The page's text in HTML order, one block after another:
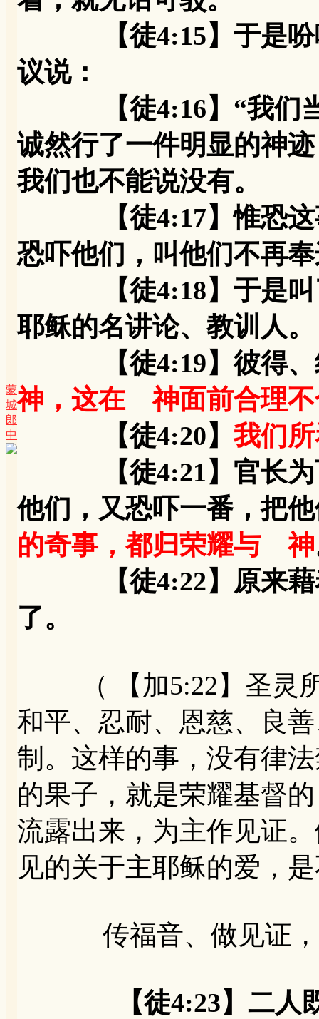
蒙
城
郎
中
【徒4:15】于是吩咐
议说：
【徒4:16】“我们当
诚然行了一件明显的神
我们也不能说没有。
【徒4:17】惟恐这事
恐吓他们，叫他们不再
【徒4:18】于是叫了
耶稣的名讲论、教训人。
【徒4:19】彼得、
神，这在 神面前合理不
【徒4:20】 我们
【徒4:21】官长为百
他们，又恐吓一番，把
的奇事，都归荣耀与 神
【徒4:22】原来藉着
了。
（ 【加5:22】圣灵所
和平、忍耐、恩慈、良
制。这样的事，没有律
的果子，就是荣耀基督
流露出来，为主作见证
见的关于主耶稣的爱，
传福音、做见证，
【徒4:23】二